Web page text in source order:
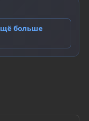
больше